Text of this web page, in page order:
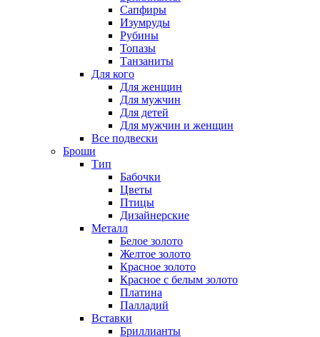
Сапфиры
Изумруды
Рубины
Топазы
Танзаниты
Для кого
Для женщин
Для мужчин
Для детей
Для мужчин и женщин
Все подвески
Броши
Тип
Бабочки
Цветы
Птицы
Дизайнерские
Металл
Белое золото
Желтое золото
Красное золото
Красное с белым золото
Платина
Палладий
Вставки
Бриллианты